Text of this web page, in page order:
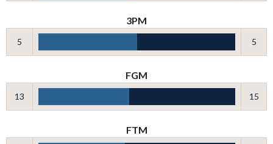
3PM
5 5
FGM
13 15
FTM